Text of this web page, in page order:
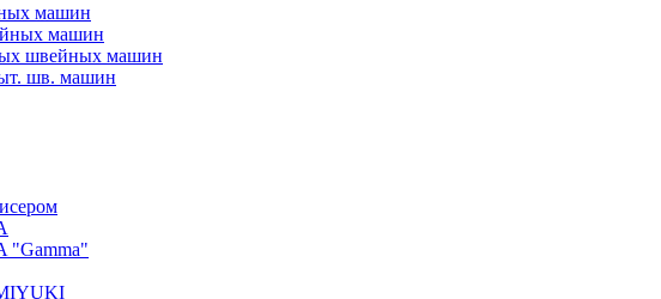
машин
машин
швейных машин
шв. машин
"Gamma"